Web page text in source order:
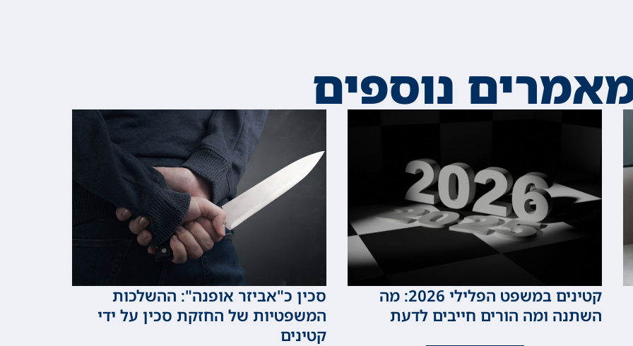
נוספים
קטינים במשפט הפלילי 2026: מה
השתנה ומה הורים חייבים לדעת
סכין כ"אביזר אופנה": ההשלכות
המשפטיות של החזקת סכין על ידי
קטינים